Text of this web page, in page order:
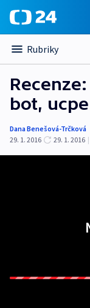
Rubriky
bot,
Dana Benešová-Trčková
29. 1. 2016
29. 1. 2016 |